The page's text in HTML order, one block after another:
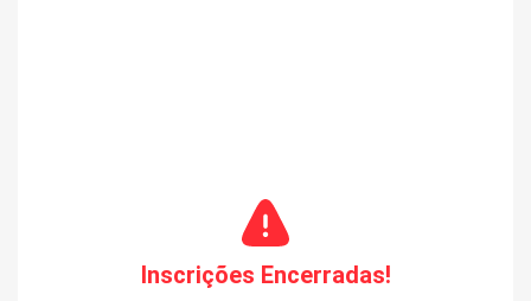
Inscrições Encerradas!